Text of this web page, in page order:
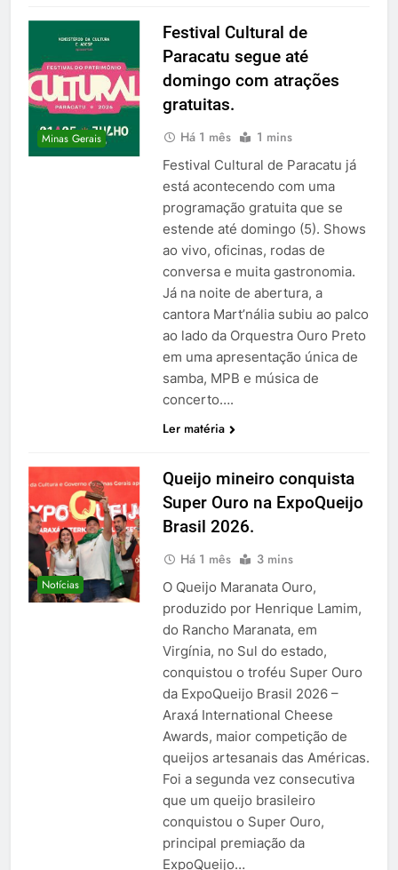
Minas Gerais
Festival Cultural de
Paracatu segue até
domingo com atrações
gratuitas.
Há 1 mês 1 mins
Festival Cultural de Paracatu já
está acontecendo com uma
programação gratuita que se
estende até domingo (5). Shows
ao vivo, oficinas, rodas de
conversa e muita gastronomia.
Já na noite de abertura, a
cantora Mart’nália subiu ao palco
ao lado da Orquestra Ouro Preto
em uma apresentação única de
samba, MPB e música de
concerto….
Ler matéria
Notícias
Queijo mineiro conquista
Super Ouro na ExpoQueijo
Brasil 2026.
Há 1 mês 3 mins
O Queijo Maranata Ouro,
produzido por Henrique Lamim,
do Rancho Maranata, em
Virgínia, no Sul do estado,
conquistou o troféu Super Ouro
da ExpoQueijo Brasil 2026 –
Araxá International Cheese
Awards, maior competição de
queijos artesanais das Américas.
Foi a segunda vez consecutiva
que um queijo brasileiro
conquistou o Super Ouro,
principal premiação da
ExpoQueijo…